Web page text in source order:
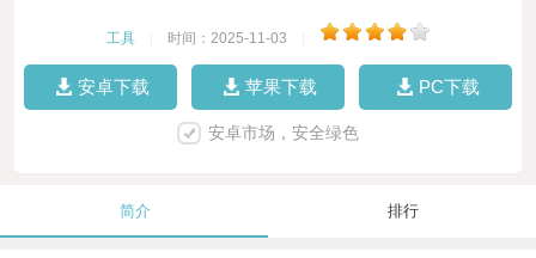
工具 时间：2025-11-03
安卓下载 苹果下载 PC下载
安卓市场，安全绿色
简介 排行